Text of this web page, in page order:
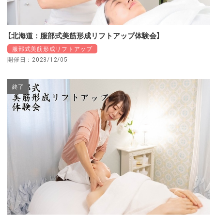
【北海道：服部式美筋形成リフトアップ体験会】
服部式美筋形成リフトアップ
開催日：2023/12/05
終了